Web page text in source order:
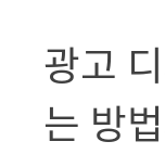
광고
는 방